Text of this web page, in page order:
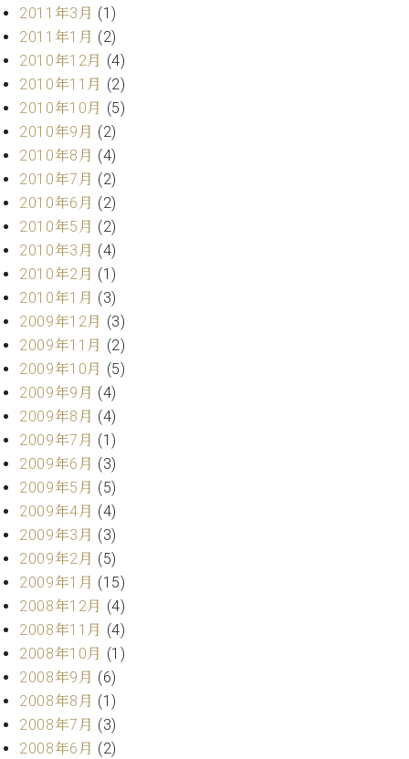
2011年3月 (1)
2011年1月 (2)
2010年12月 (4)
2010年11月 (2)
2010年10月 (5)
2010年9月 (2)
2010年8月 (4)
2010年7月 (2)
2010年6月 (2)
2010年5月 (2)
2010年3月 (4)
2010年2月 (1)
2010年1月 (3)
2009年12月 (3)
2009年11月 (2)
2009年10月 (5)
2009年9月 (4)
2009年8月 (4)
2009年7月 (1)
2009年6月 (3)
2009年5月 (5)
2009年4月 (4)
2009年3月 (3)
2009年2月 (5)
2009年1月 (15)
2008年12月 (4)
2008年11月 (4)
2008年10月 (1)
2008年9月 (6)
2008年8月 (1)
2008年7月 (3)
2008年6月 (2)